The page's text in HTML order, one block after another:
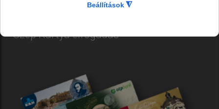
Szép Kártya elfogadás